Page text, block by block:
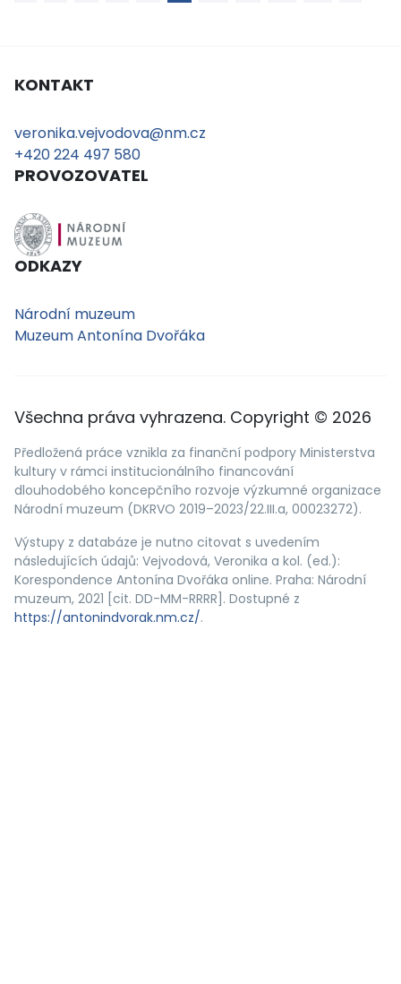
KONTAKT
veronika.vejvodova@nm.cz
+420 224 497 580
PROVOZOVATEL
ODKAZY
Národní muzeum
Muzeum Antonína Dvořáka
Všechna práva vyhrazena. Copyright © 2026
Předložená práce vznikla za finanční podpory Ministerstva
kultury v rámci institucionálního financování
dlouhodobého koncepčního rozvoje výzkumné organizace
Národní muzeum (DKRVO 2019–2023/22.III.a, 00023272).
Výstupy z databáze je nutno citovat s uvedením
následujících údajů: Vejvodová, Veronika a kol. (ed.):
Korespondence Antonína Dvořáka online. Praha: Národní
muzeum, 2021 [cit. DD-MM-RRRR]. Dostupné z
https://antonindvorak.nm.cz/.